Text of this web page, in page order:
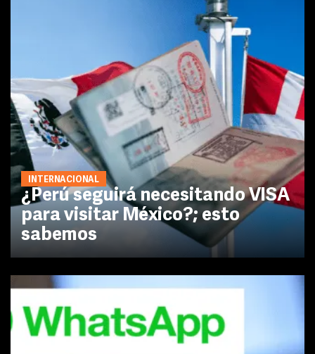
INTERNACIONAL
¿Perú seguirá necesitando VISA
para visitar México?; esto
sabemos